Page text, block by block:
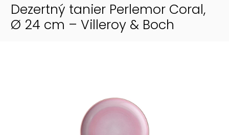
Dezertný tanier Perlemor Coral,
Ø 24 cm – Villeroy & Boch